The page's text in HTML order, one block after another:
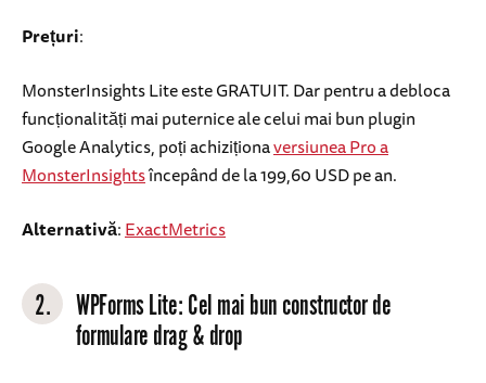
Prețuri:
MonsterInsights Lite este GRATUIT. Dar pentru a debloca
funcționalități mai puternice ale celui mai bun plugin
Google Analytics, poți achiziționaversiunea Pro a
MonsterInsightsîncepând de la 199,60 USD pe an.
Alternativă:ExactMetrics
2.
WPForms Lite: Cel mai bun constructor de
formulare drag & drop